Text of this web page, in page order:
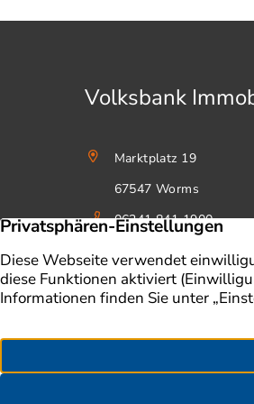
Volksbank
Marktplatz 19
67547 Worms
06241 841 1900
Senden Sie uns eine E-
Immobilienangebote